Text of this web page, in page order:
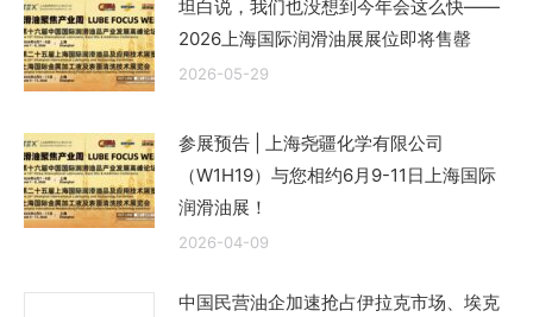
坦白说，我们也没想到今年会这么快——
2026上海国际润滑油展展位即将售罄
2026-05-29
参展预告 | 上海尧疆化学有限公司
（W1H19）与您相约6月9-11日上海国际
润滑油展！
2026-04-09
中国民营油企加速抢占伊拉克市场、埃克